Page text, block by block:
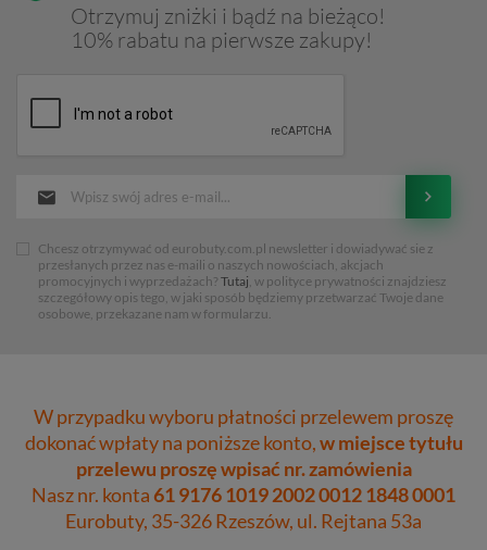
Otrzymuj zniżki i bądź na bieżąco!
10% rabatu na pierwsze zakupy!
Chcesz otrzymywać od eurobuty.com.pl newsletter i dowiadywać sie z
przesłanych przez nas e-maili o naszych nowościach, akcjach
promocyjnych i wyprzedażach? Tutaj, w polityce prywatności znajdziesz
szczegółowy opis tego, w jaki sposób będziemy przetwarzać Twoje dane
osobowe, przekazane nam w formularzu.
W przypadku wyboru płatności przelewem proszę
dokonać wpłaty na poniższe konto,w miejsce tytułu
przelewu proszę wpisać nr. zamówienia
Nasz nr. konta61 9176 1019 2002 0012 1848 0001
Eurobuty, 35-326 Rzeszów, ul. Rejtana 53a